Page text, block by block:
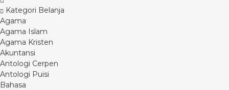
Kategori Belanja
Agama
Agama Islam
Agama Kristen
Akuntansi
Antologi Cerpen
Antologi Puisi
Bahasa